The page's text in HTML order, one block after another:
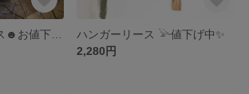
ハンガーリース 𓅪値下げ中✨
2,280円